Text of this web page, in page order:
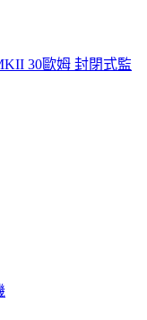
30歐姆 封閉式監